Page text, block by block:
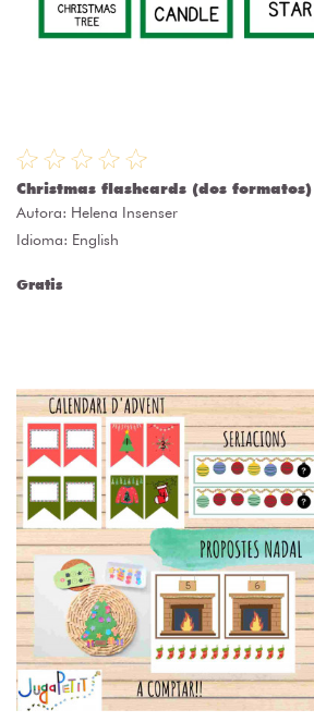
Christmas flashcards (dos formatos)
Autora: Helena Insenser
Idioma: English
Gratis